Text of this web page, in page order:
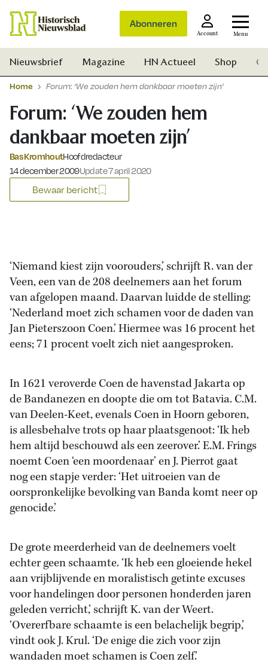
Abonneren
Account Menu
Nieuwsbrief Magazine HN Actueel Shop
Home Forum: ‘We zouden hem dankbaar moeten zijn’
Forum: ‘We zouden hem
dankbaar moeten zijn’
Bas KromhoutHoofdredacteur
Gepubliceerd op:
14 december 2009Update 7 april 2020
Bewaar bericht
‘Niemand kiest zijn voorouders,’ schrijft R. van der
Veen, een van de 208 deelnemers aan het forum
van afgelopen maand. Daarvan luidde de stelling:
‘Nederland moet zich schamen voor de daden van
Jan Pieterszoon Coen.’ Hiermee was 16 procent het
eens; 71 procent voelt zich niet aangesproken.
In 1621 veroverde Coen de havenstad Jakarta op
de Bandanezen en doopte die om tot Batavia. C.M.
van Deelen-Keet, evenals Coen in Hoorn geboren,
is allesbehalve trots op haar plaatsgenoot: ‘Ik heb
hem altijd beschouwd als een zeerover.’ E.M. Frings
noemt Coen ‘een moordenaar’ en J. Pierrot gaat
nog een stapje verder: ‘Het uitroeien van de
oorspronkelijke bevolking van Banda komt neer op
genocide.’
De grote meerderheid van de deelnemers voelt
echter geen schaamte. ‘Ik heb een gloeiende hekel
aan vrijblijvende en moralistisch getinte excuses
voor handelingen door personen honderden jaren
geleden verricht,’ schrijft K. van der Weert.
‘Overerfbare schaamte is een belachelijk begrip,’
vindt ook J. Krul. ‘De enige die zich voor zijn
wandaden moet schamen is Coen zelf.’